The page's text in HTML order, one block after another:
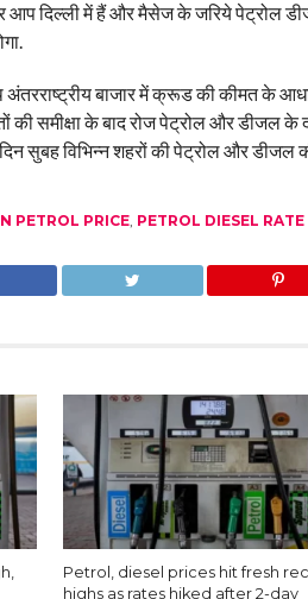
दिल्ली में हैं और मैसेज के जरिये पेट्रोल
अंतरराष्ट्रीय बाजार में क्रूड की कीमत के
की समीक्षा के बाद रोज पेट्रोल और डीजल
सुबह विभिन्न शहरों की पेट्रोल और डीजल
PETROL PRICE, PETROL DIESEL RATE
Petrol, diesel prices hit fresh
highs as rates hiked after 2-day